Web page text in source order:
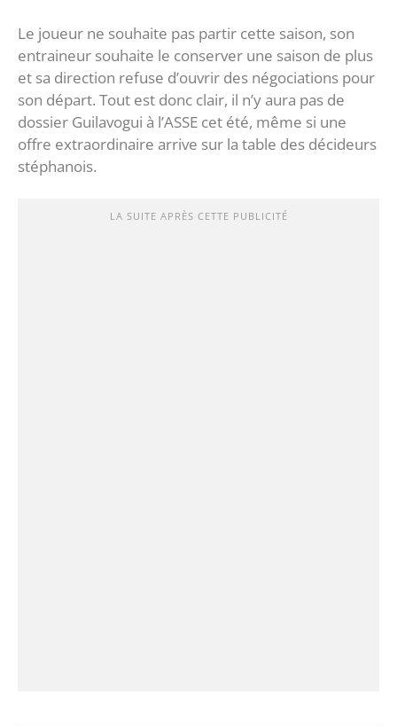
Le joueur ne souhaite pas partir cette saison, son
entraineur souhaite le conserver une saison de plus
et sa direction refuse d’ouvrir des négociations pour
son départ. Tout est donc clair, il n’y aura pas de
dossier Guilavogui à l’ASSE cet été, même si une
offre extraordinaire arrive sur la table des décideurs
stéphanois.
LA SUITE APRÈS CETTE PUBLICITÉ